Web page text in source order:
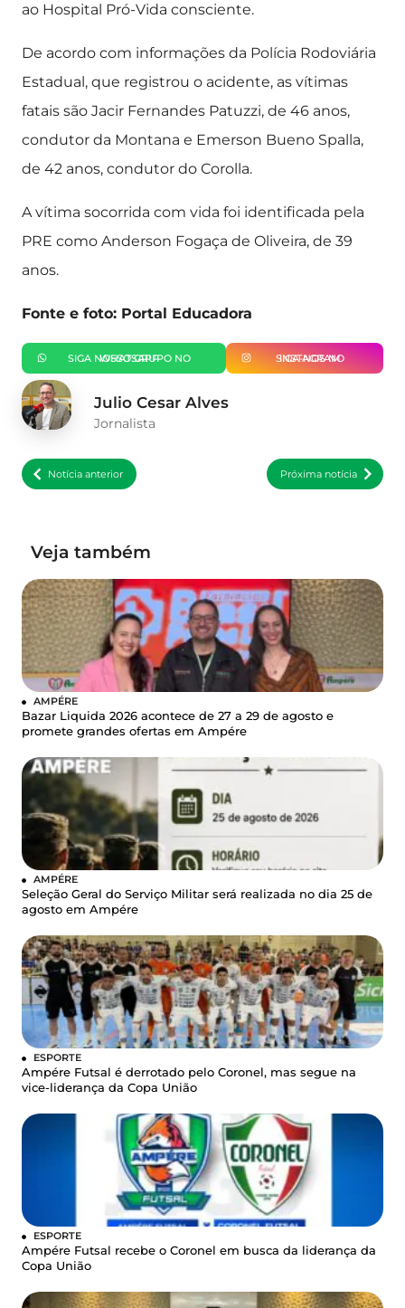
ao Hospital Pró-Vida consciente.
De acordo com informações da Polícia Rodoviária
Estadual, que registrou o acidente, as vítimas
fatais são Jacir Fernandes Patuzzi, de 46 anos,
condutor da Montana e Emerson Bueno Spalla,
de 42 anos, condutor do Corolla.
A vítima socorrida com vida foi identificada pela
PRE como Anderson Fogaça de Oliveira, de 39
anos.
Fonte e foto: Portal Educadora
SIGA NOSSO GRUPO NO WHATSAPP SIGA-NOS NO INSTAGRAM
Julio Cesar Alves
Jornalista
Notícia anterior Próxima notícia
Veja também
AMPÉRE
Bazar Liquida 2026 acontece de 27 a 29 de agosto e
promete grandes ofertas em Ampére
AMPÉRE
Seleção Geral do Serviço Militar será realizada no dia 25 de
agosto em Ampére
ESPORTE
Ampére Futsal é derrotado pelo Coronel, mas segue na
vice-liderança da Copa União
ESPORTE
Ampére Futsal recebe o Coronel em busca da liderança da
Copa União